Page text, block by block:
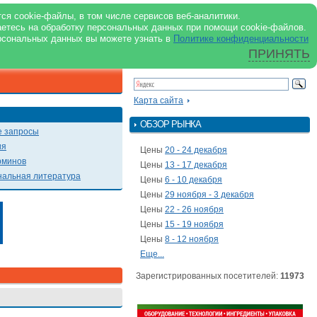
cookie-файлы, в том числе сервисов веб-аналитики.
на обработку персональных данных при помощи cookie-файлов.
данных вы можете узнать в Политике конфиденциальности
ПРИНЯТЬ
support@milkbranch.ru
О портале
Реклама в журнале
Реклама на портале
Архив номеров
запросы
литература
Карта сайта
ОБЗОР РЫНКА
Цены 20 - 24 декабря
Цены 13 - 17 декабря
Цены 6 - 10 декабря
Цены 29 ноября - 3 декабря
Цены 22 - 26 ноября
Цены 15 - 19 ноября
Цены 8 - 12 ноября
Еще...
Зарегистрированных посетителей: 11973